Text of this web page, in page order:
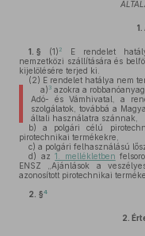
1.
1. § (1) 2
E rendelet
nemzetközi szállítására és
kijelölésére terjed ki.
(2) E rendelet hatálya nem
a) 3azokra a
Adó- és Vámhivatal, a
szolgálatok, továbbá a
általi használatra szánnak,
b) a polgári célú
pirotechnikai termékekre,
c) a polgári felhasználású
d) az1. mellékletben
ENSZ „Ajánlások a
azonosított pirotechnikai
2. §4
2.